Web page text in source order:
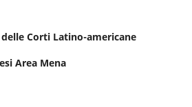
Corti Latino-americane
Area Mena